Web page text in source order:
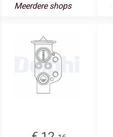
Meerdere shops